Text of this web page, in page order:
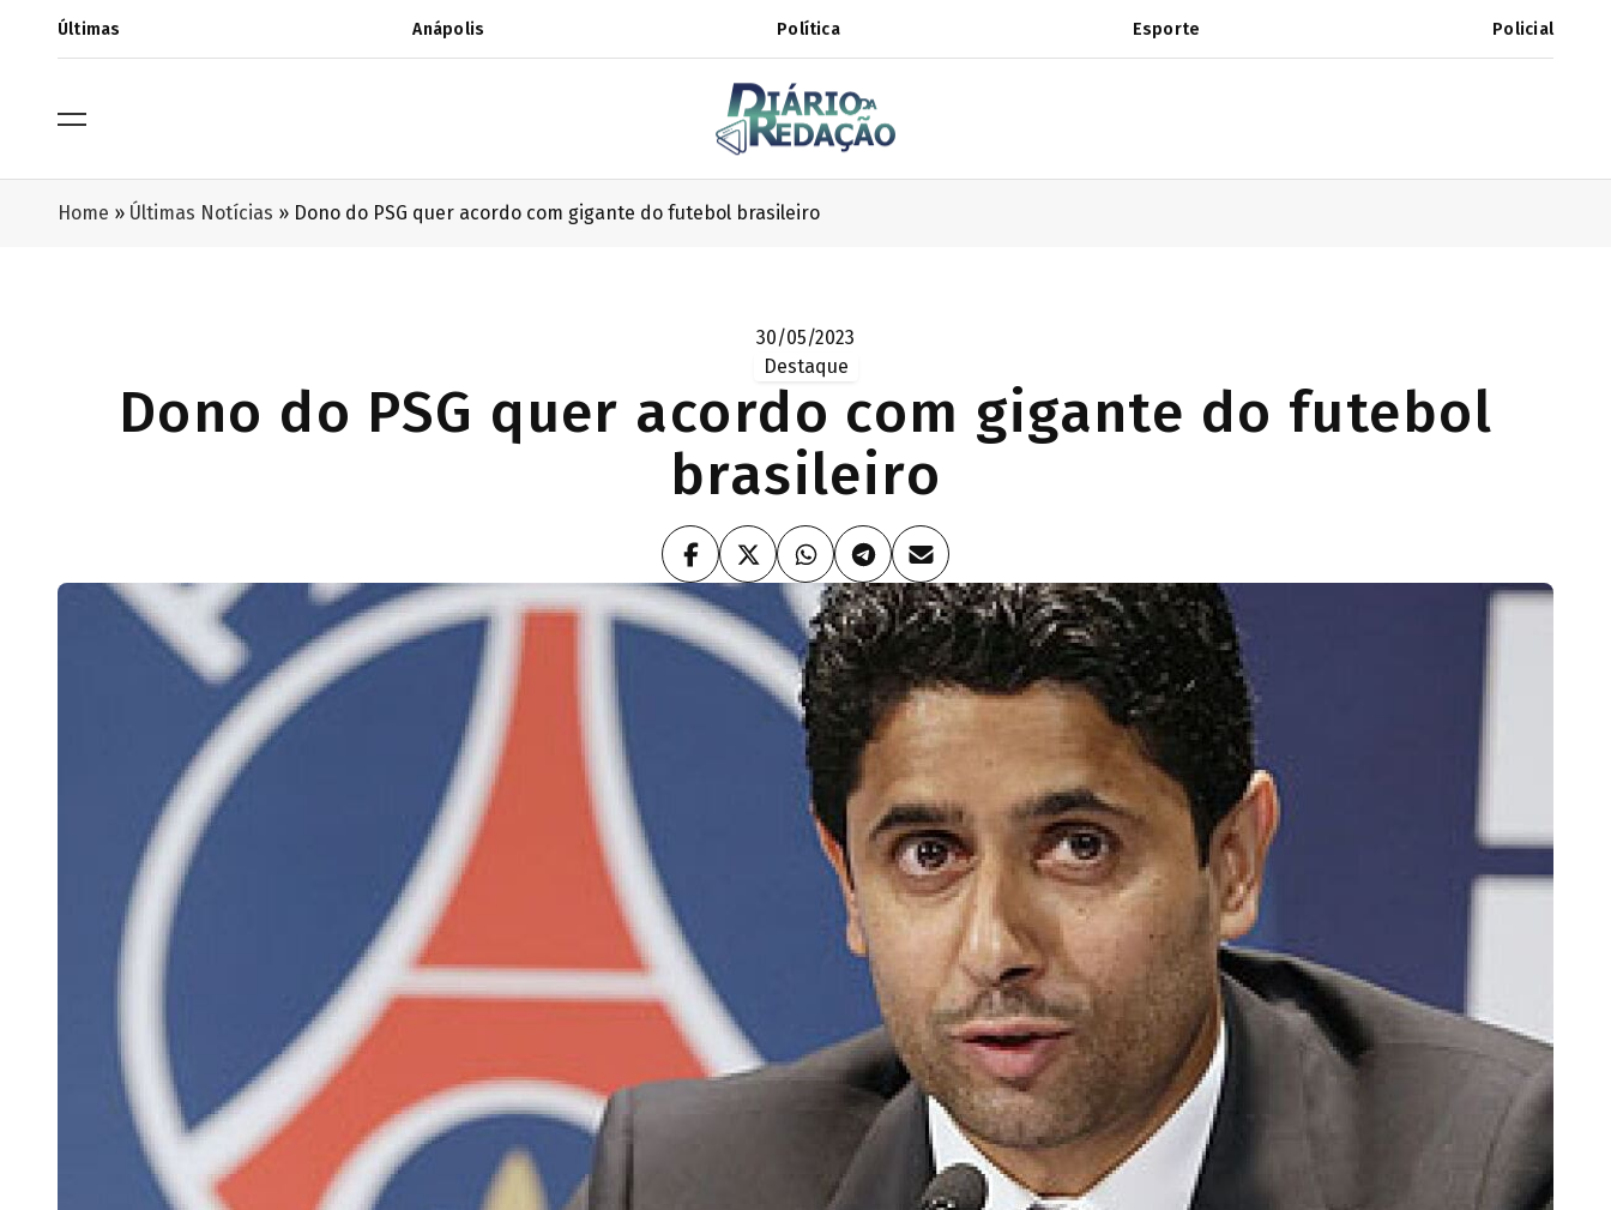
Últimas Anápolis Política Esporte Policial
Home » Últimas Notícias » Dono do PSG quer acordo com gigante do futebol brasileiro
30/05/2023
Destaque
Dono do PSG quer acordo com gigante do futebol
brasileiro